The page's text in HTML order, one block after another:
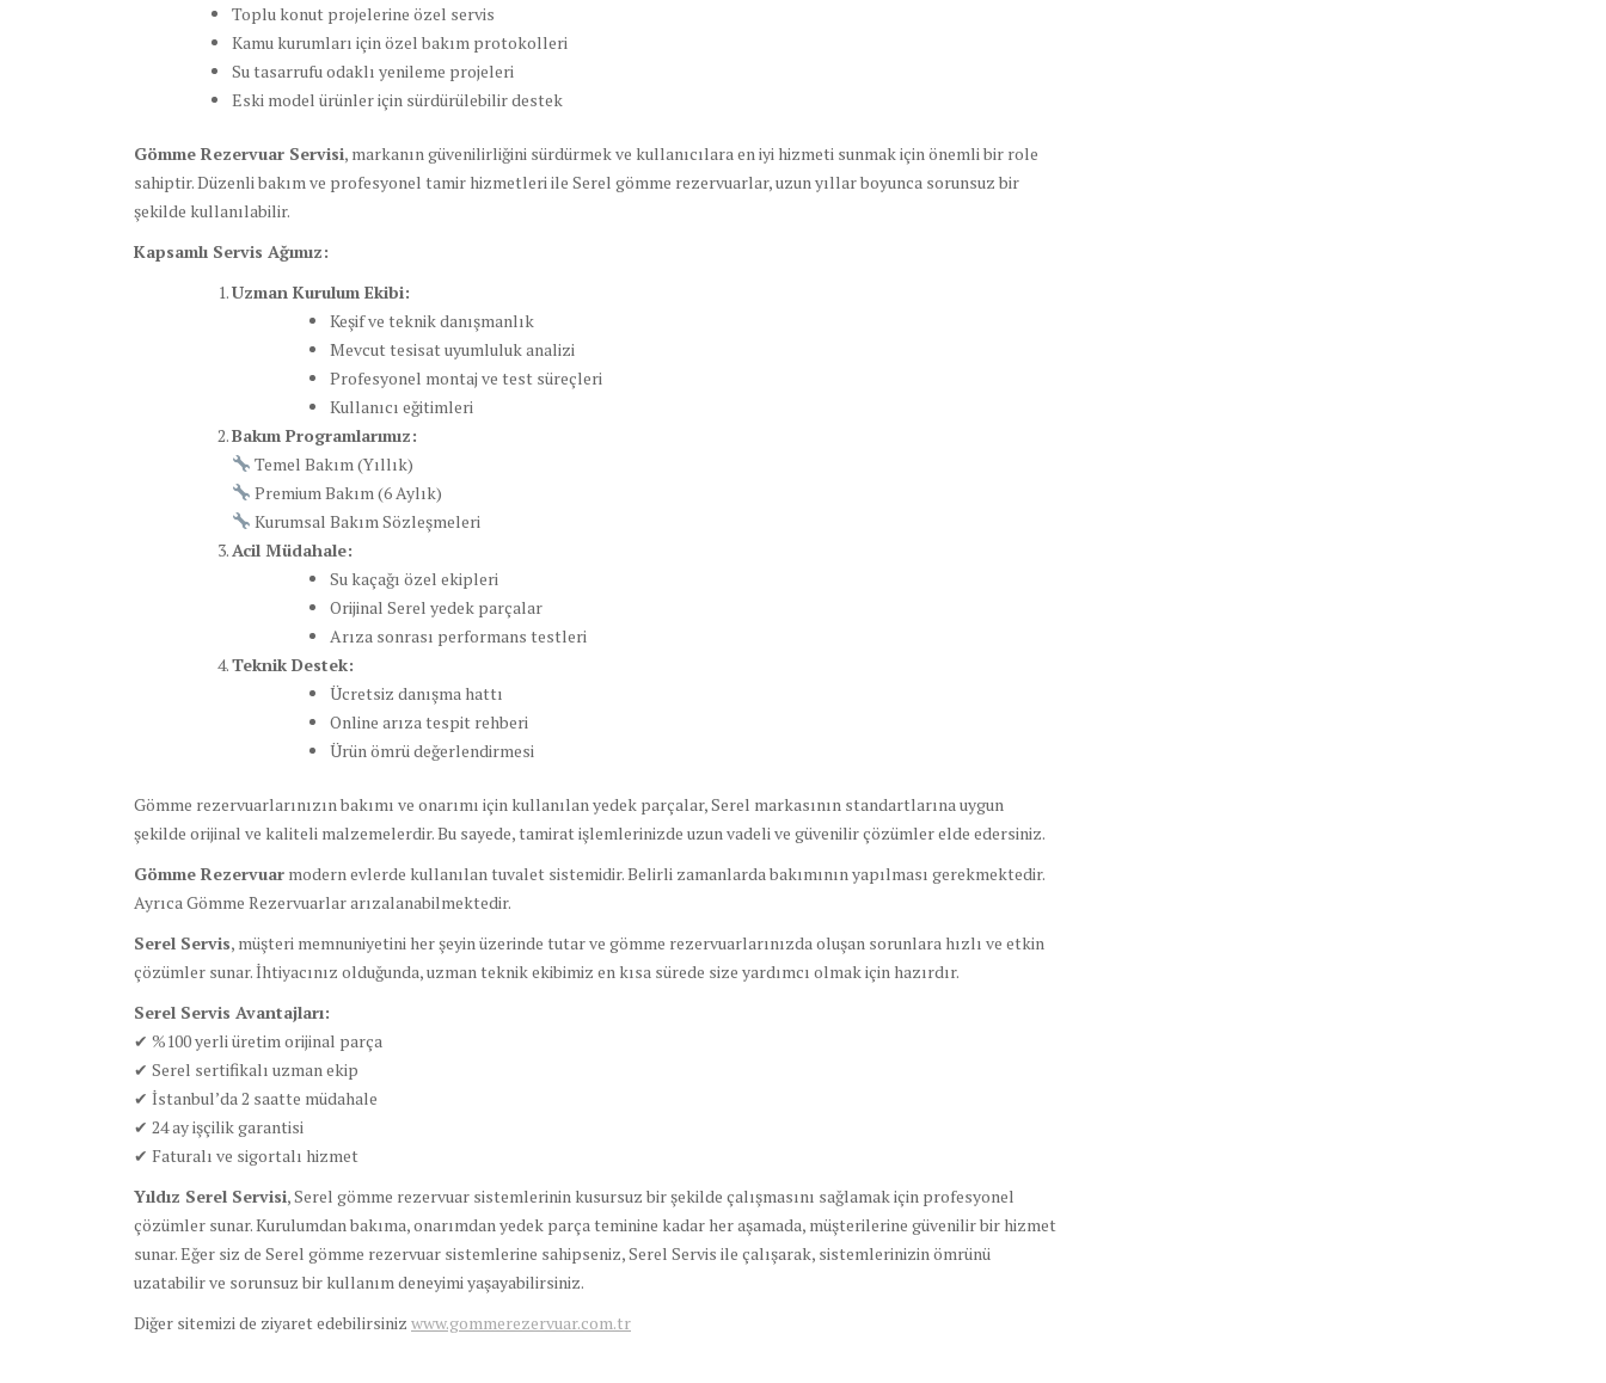
Toplu konut projelerine özel servis
Kamu kurumları için özel bakım protokolleri
Su tasarrufu odaklı yenileme projeleri
Eski model ürünler için sürdürülebilir destek
Gömme Rezervuar Servisi, markanın güvenilirliğini sürdürmek ve kullanıcılara en iyi hizmeti sunmak için önemli bir role
sahiptir. Düzenli bakım ve profesyonel tamir hizmetleri ile Serel gömme rezervuarlar, uzun yıllar boyunca sorunsuz bir
şekilde kullanılabilir.
Kapsamlı Servis Ağımız:
Uzman Kurulum Ekibi:
Keşif ve teknik danışmanlık
Mevcut tesisat uyumluluk analizi
Profesyonel montaj ve test süreçleri
Kullanıcı eğitimleri
Bakım Programlarımız:
Temel Bakım (Yıllık)
Premium Bakım (6 Aylık)
Kurumsal Bakım Sözleşmeleri
Acil Müdahale:
Su kaçağı özel ekipleri
Orijinal Serel yedek parçalar
Arıza sonrası performans testleri
Teknik Destek:
Ücretsiz danışma hattı
Online arıza tespit rehberi
Ürün ömrü değerlendirmesi
Gömme rezervuarlarınızın bakımı ve onarımı için kullanılan yedek parçalar, Serel markasının standartlarına uygun
şekilde orijinal ve kaliteli malzemelerdir. Bu sayede, tamirat işlemlerinizde uzun vadeli ve güvenilir çözümler elde edersiniz.
Gömme Rezervuar modern evlerde kullanılan tuvalet sistemidir. Belirli zamanlarda bakımının yapılması gerekmektedir.
Ayrıca Gömme Rezervuarlar arızalanabilmektedir.
Serel Servis, müşteri memnuniyetini her şeyin üzerinde tutar ve gömme rezervuarlarınızda oluşan sorunlara hızlı ve etkin
çözümler sunar. İhtiyacınız olduğunda, uzman teknik ekibimiz en kısa sürede size yardımcı olmak için hazırdır.
Serel Servis Avantajları:
✔ %100 yerli üretim orijinal parça
✔ Serel sertifikalı uzman ekip
✔ İstanbul’da 2 saatte müdahale
✔ 24 ay işçilik garantisi
✔ Faturalı ve sigortalı hizmet
Yıldız Serel Servisi, Serel gömme rezervuar sistemlerinin kusursuz bir şekilde çalışmasını sağlamak için profesyonel
çözümler sunar. Kurulumdan bakıma, onarımdan yedek parça teminine kadar her aşamada, müşterilerine güvenilir bir hizmet
sunar. Eğer siz de Serel gömme rezervuar sistemlerine sahipseniz, Serel Servis ile çalışarak, sistemlerinizin ömrünü
uzatabilir ve sorunsuz bir kullanım deneyimi yaşayabilirsiniz.
Diğer sitemizi de ziyaret edebilirsiniz www.gommerezervuar.com.tr